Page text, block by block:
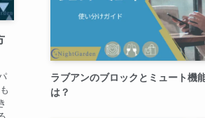
ラブアンのブロックとミュート機
は？